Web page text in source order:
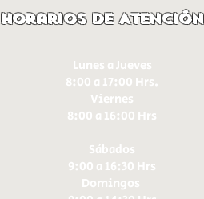
Horarios de Atención
Lunes a Jueves
8:00 a 17:00 Hrs.
Viernes
8:00 a 16:00 Hrs​
Sábados
9:00 a 16:30 Hrs
Domingos